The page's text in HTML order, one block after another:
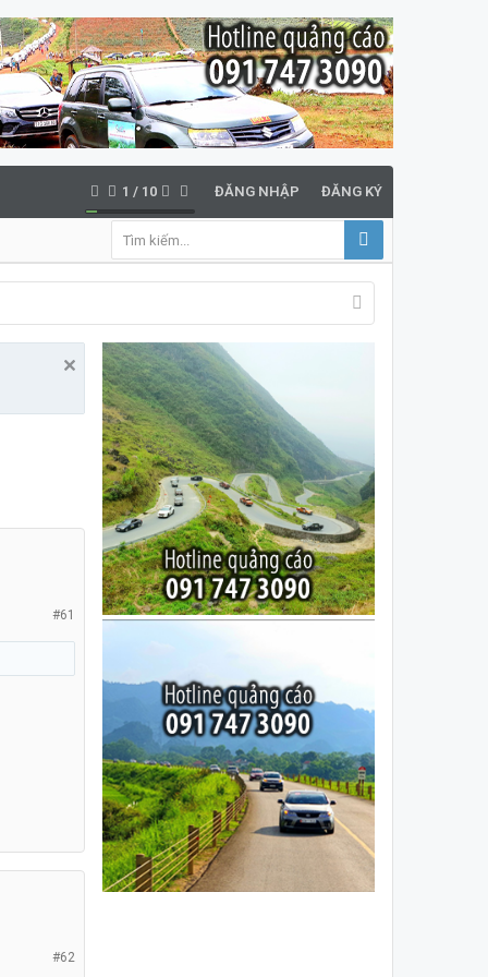
1 / 10 ĐĂNG NHẬP ĐĂNG KÝ
#61
#62